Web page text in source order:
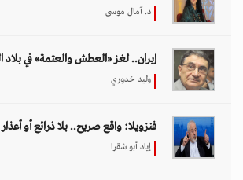
د. آمال موسى
إيران.. لغز «العطش والعتمة» في بلاد
وليد خدوري
فنزويلا: واقع صريح.. بلا ذرائع أو أعذار
إياد أبو شقرا